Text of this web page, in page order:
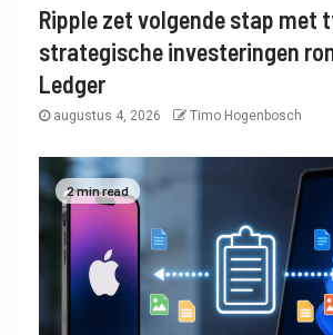
Ripple zet volgende stap met
strategische investeringen
Ledger
augustus 4, 2026 Timo Hogenbosch
2 min read